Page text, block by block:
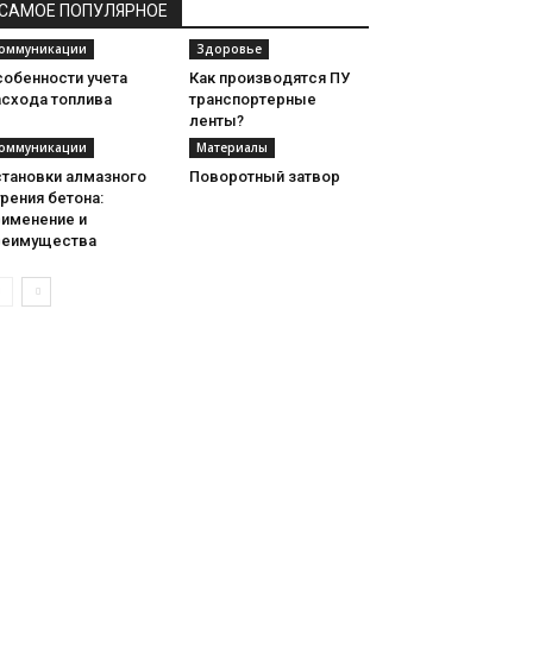
ПОПУЛЯРНОЕ
учета
топлива
Здоровье
Как производятся ПУ
транспортерные
ленты?
алмазного
бетона:
и
Материалы
Поворотный затвор